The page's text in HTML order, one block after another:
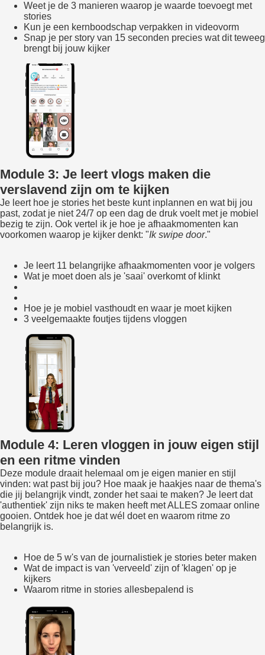
Weet je de 3 manieren waarop je waarde toevoegt met
stories
Kun je een kernboodschap verpakken in videovorm
Snap je per story van 15 seconden precies wat dit teweeg
brengt bij jouw kijker
Module 3: Je leert vlogs maken die
verslavend zijn om te kijken
Je leert hoe je stories het beste kunt inplannen en wat bij jou
past, zodat je niet 24/7 op een dag de druk voelt met je mobiel
bezig te zijn. Ook vertel ik je hoe je afhaakmomenten kan
voorkomen waarop je kijker denkt: "Ik swipe door."
Je leert 11 belangrijke afhaakmomenten voor je volgers
Wat je moet doen als je 'saai' overkomt of klinkt
Hoe je je mobiel vasthoudt en waar je moet kijken
3 veelgemaakte foutjes tijdens vloggen
Module 4: Leren vloggen in jouw eigen stijl
en een ritme vinden
Deze module draait helemaal om je eigen manier en stijl
vinden: wat past bij jou? Hoe maak je haakjes naar de thema's
die jij belangrijk vindt, zonder het saai te maken? Je leert dat
'authentiek' zijn niks te maken heeft met ALLES zomaar online
gooien. Ontdek hoe je dat wél doet en waarom ritme zo
belangrijk is.
Hoe de 5 w's van de journalistiek je stories beter maken
Wat de impact is van 'verveeld' zijn of 'klagen' op je
kijkers
Waarom ritme in stories allesbepalend is